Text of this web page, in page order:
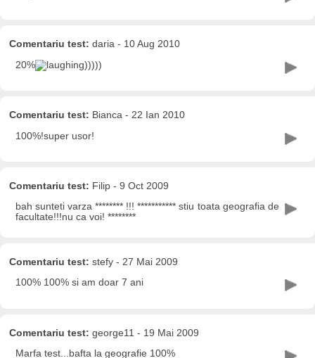
Comentariu test: daria - 10 Aug 2010
20%
)))))
Comentariu test: Bianca - 22 Ian 2010
100%!super usor!
Comentariu test: Filip - 9 Oct 2009
bah sunteti varza ******** !!! *********** stiu toata geografia de
facultate!!!nu ca voi! ********
Comentariu test: stefy - 27 Mai 2009
100% 100% si am doar 7 ani
Comentariu test: george11 - 19 Mai 2009
Marfa test...bafta la geografie 100%